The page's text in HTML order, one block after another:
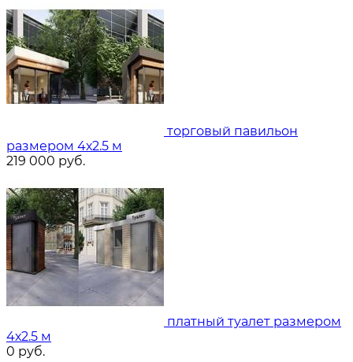
торговый павильон
размером 4х2.5 м
219 000 руб.
платный туалет размером
4х2.5 м
0 руб.